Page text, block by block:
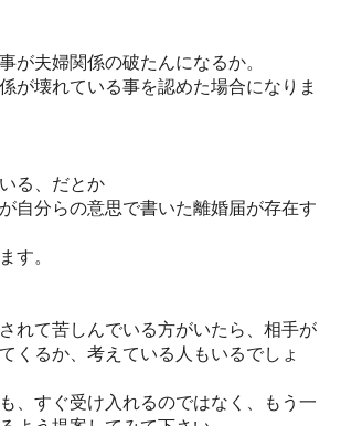
が夫婦関係の破たんになるか。
が壊れている事を認めた場合になりま
る、だとか
自分らの意思で書いた離婚届が存在す
す。
れて苦しんでいる方がいたら、相手が
くるか、考えている人もいるでしょ
、すぐ受け入れるのではなく、もう一